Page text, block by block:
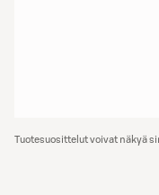
Tuotesuosittelut voivat näkyä